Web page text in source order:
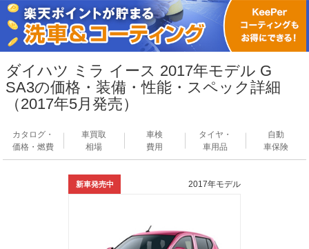
ダイハツ ミラ イース 2017年モデル G
SA3の価格・装備・性能・スペック詳細
（2017年5月発売）
カタログ・
価格・燃費
車買取
相場
車検
費用
タイヤ・
車用品
自動
車保険
新車発売中 2017年モデル